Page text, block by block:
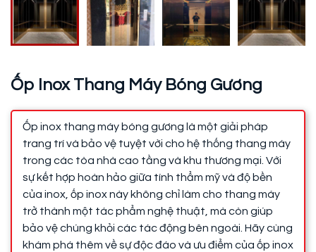
Ốp Inox Thang Máy Bóng Gương
Ốp inox thang máy bóng gương là một giải pháp
trang trí và bảo vệ tuyệt vời cho hệ thống thang máy
trong các tòa nhà cao tầng và khu thương mại. Với
sự kết hợp hoàn hảo giữa tính thẩm mỹ và độ bền
của inox, ốp inox này không chỉ làm cho thang máy
trở thành một tác phẩm nghệ thuật, mà còn giúp
bảo vệ chúng khỏi các tác động bên ngoài. Hãy cùng
khám phá thêm về sự độc đáo và ưu điểm của ốp inox